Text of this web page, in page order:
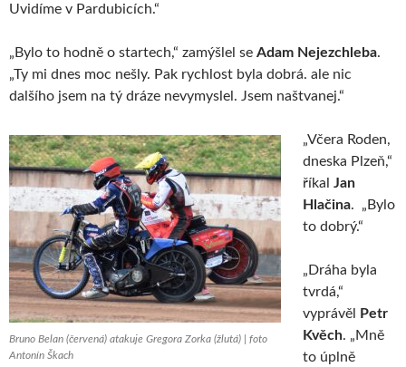
Uvidíme v Pardubicích.“
„Bylo to hodně o startech,“ zamýšlel se Adam Nejezchleba.
„Ty mi dnes moc nešly. Pak rychlost byla dobrá. ale nic
dalšího jsem na tý dráze nevymyslel. Jsem naštvanej.“
Bruno Belan (červená) atakuje Gregora Zorka (žlutá) | foto
Antonín Škach
„Včera Roden,
dneska Plzeň,“
říkal Jan
Hlačina. „Bylo
to dobrý.“
„Dráha byla
tvrdá,“
vyprávěl
Petr
Kvěch. „Mně
to úplně